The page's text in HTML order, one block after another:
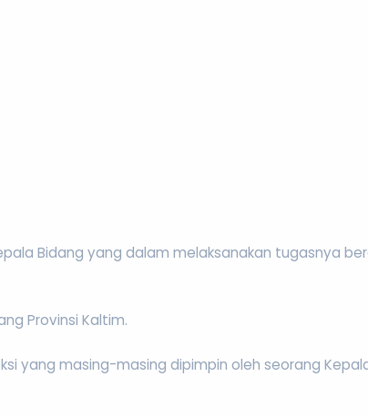
Bidang yang dalam melaksanakan tugasnya
Provinsi Kaltim.
yang masing-masing dipimpin oleh seorang